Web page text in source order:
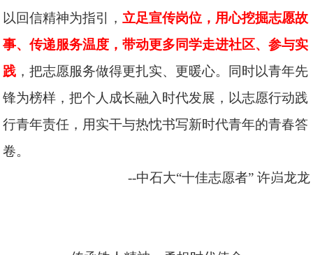
以回信精神为指引，立足宣传岗位，用心挖掘志愿故
事、传递服务温度，带动更多同学走进社区、参与实
践 ，把志愿服务做得更扎实、更暖心。同时以青年先
锋为榜样，把个人成长融入时代发展，以志愿行动践
行青年责任，用实干与热忱书写新时代青年的青春答
卷。
--中石大“十佳志愿者” 许岿龙龙